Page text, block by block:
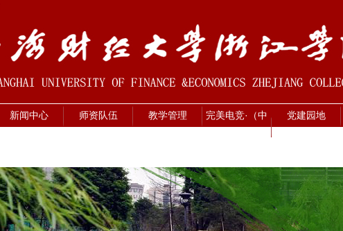
新闻中心 师资队伍 教学管理 完美电竞·（中 党建园地